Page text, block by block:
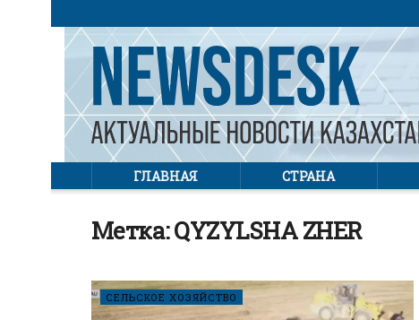
ГЛАВНАЯ СТРАНА
Метка:QYZYLSHA ZHER
СЕЛЬСКОЕ ХОЗЯЙСТВО